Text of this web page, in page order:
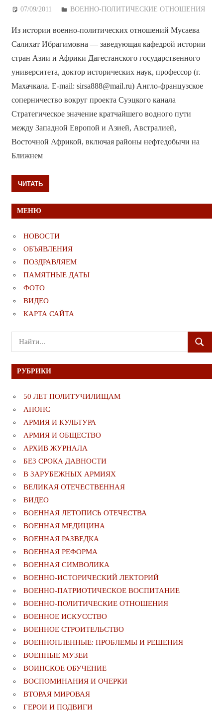
07/09/2011 Дежурный по Редакции
ВОЕННО-ПОЛИТИЧЕСКИE ОТНОШЕНИЯ
Из истории военно-политических отношений Мусаева
Салихат Ибрагимовна — заведующая кафедрой истории
стран Азии и Африки Дагестанского государственного
университета, доктор исторических наук, профессор (г.
Махачкала. E-mail: sirsa888@mail.ru) Англо-французское
соперничество вокруг проекта Суэцкого канала
Стратегическое значение кратчайшего водного пути
между Западной Европой и Азией, Австралией,
Восточной Африкой, включая районы нефтедобычи на
Ближнем
ЧИТАТЬ
МЕНЮ
НОВОСТИ
ОБЪЯВЛЕНИЯ
ПОЗДРАВЛЯЕМ
ПАМЯТНЫЕ ДАТЫ
ФОТО
ВИДЕО
КАРТА САЙТА
Поиск
для:
ПОИСК
РУБРИКИ
50 ЛЕТ ПОЛИТУЧИЛИЩАМ
АНОНС
АРМИЯ И КУЛЬТУРА
АРМИЯ И ОБЩЕСТВО
АРХИВ ЖУРНАЛА
БЕЗ СРОКА ДАВНОСТИ
В ЗАРУБЕЖНЫХ АРМИЯХ
ВЕЛИКАЯ ОТЕЧЕСТВЕННАЯ
ВИДЕО
ВОЕННАЯ ЛЕТОПИСЬ ОТЕЧЕСТВА
ВОЕННАЯ МЕДИЦИНА
ВОЕННАЯ РАЗВЕДКА
ВОЕННАЯ РЕФОРМА
ВОЕННАЯ СИМВОЛИКА
ВОЕННО-ИСТОРИЧЕСКИЙ ЛЕКТОРИЙ
ВОЕННО-ПАТРИОТИЧЕСКОЕ ВОСПИТАНИЕ
ВОЕННО-ПОЛИТИЧЕСКИE ОТНОШЕНИЯ
ВОЕННОЕ ИСКУССТВО
ВОЕННОЕ СТРОИТЕЛЬСТВО
ВОЕННОПЛЕННЫЕ: ПРОБЛЕМЫ И РЕШЕНИЯ
ВОЕННЫЕ МУЗЕИ
ВОИНСКОЕ ОБУЧЕНИЕ
ВОСПОМИНАНИЯ И ОЧЕРКИ
ВТОРАЯ МИРОВАЯ
ГЕРОИ И ПОДВИГИ